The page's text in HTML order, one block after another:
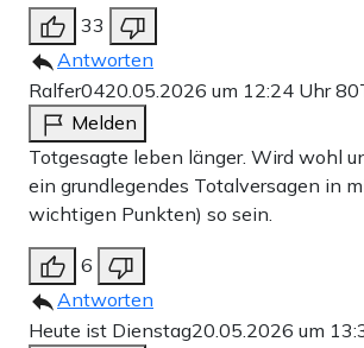
33
Antworten
Ralfer0420.05.2026 um 12:24 Uhr
Melden
Totgesagte leben länger. Wird wohl
ein grundlegendes Totalversagen in
wichtigen Punkten) so sein.
6
Antworten
Heute ist Dienstag20.05.2026 um